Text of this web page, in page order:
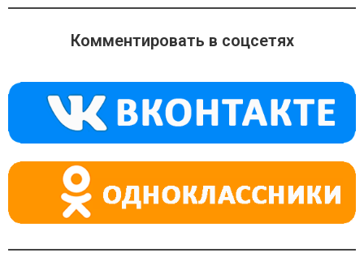
n
o
a
ss
ni
ki
e
gr
m
at
s
p
p
Комментировать в соцсетях